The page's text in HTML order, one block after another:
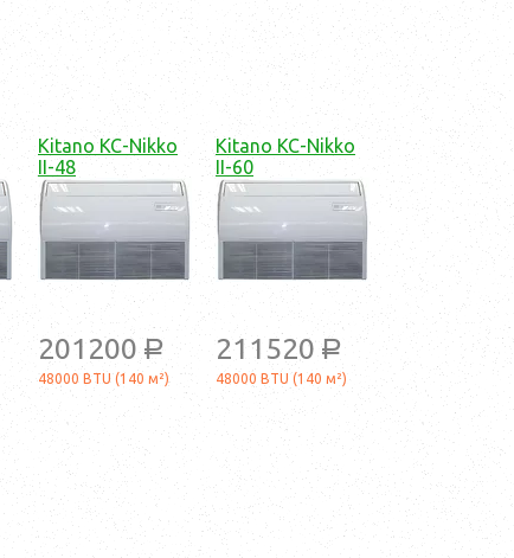
Kitano KC-Nikko
II-48
201200 a
48000 BTU (140 м²)
Kitano KC-Nikko
II-60
211520 a
48000 BTU (140 м²)